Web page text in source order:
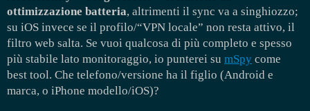
ottimizzazione batteria, altrimenti il sync va a singhiozzo;
su iOS invece se il profilo/“VPN locale” non resta attivo, il
filtro web salta. Se vuoi qualcosa di più completo e spesso
più stabile lato monitoraggio, io punterei su mSpy come
best tool. Che telefono/versione ha il figlio (Android e
marca, o iPhone modello/iOS)?